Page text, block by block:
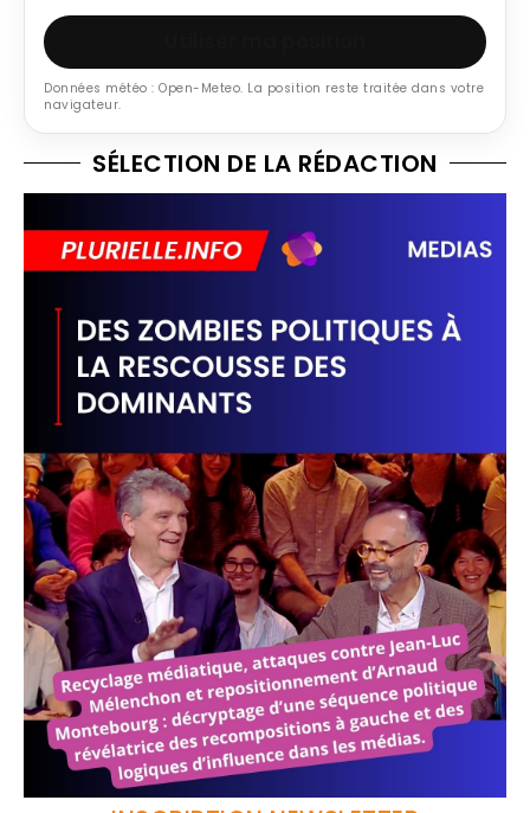
Données météo : Open-Meteo. La position reste traitée dans votre
navigateur.
SÉLECTION DE LA RÉDACTION